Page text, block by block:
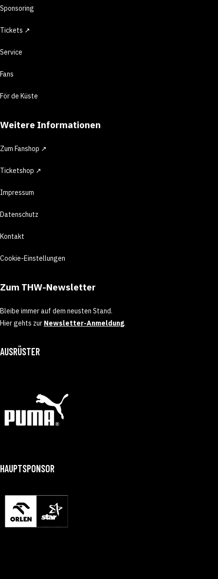
Sponsoring
Tickets ↗
Service
Fans
För de Küste
Weitere Informationen
Zum Fanshop ↗
Ticketshop ↗
Impressum
Datenschutz
Kontakt
Cookie-Einstellungen
Zum THW-Newsletter
Bleibe immer auf dem neusten Stand.
Hier gehts zur Newsletter-Anmeldung.
AUSRÜSTER
HAUPTSPONSOR